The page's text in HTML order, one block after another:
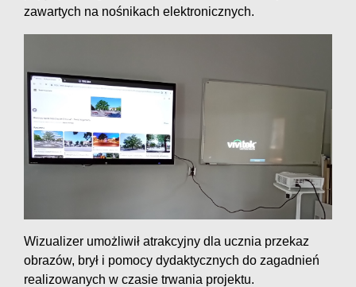
zawartych na nośnikach elektronicznych.
Wizualizer umożliwił atrakcyjny dla ucznia przekaz
obrazów, brył i pomocy dydaktycznych do zagadnień
realizowanych w czasie trwania projektu.